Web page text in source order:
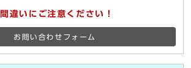
違いにご注意ください！
お問い合わせフォーム